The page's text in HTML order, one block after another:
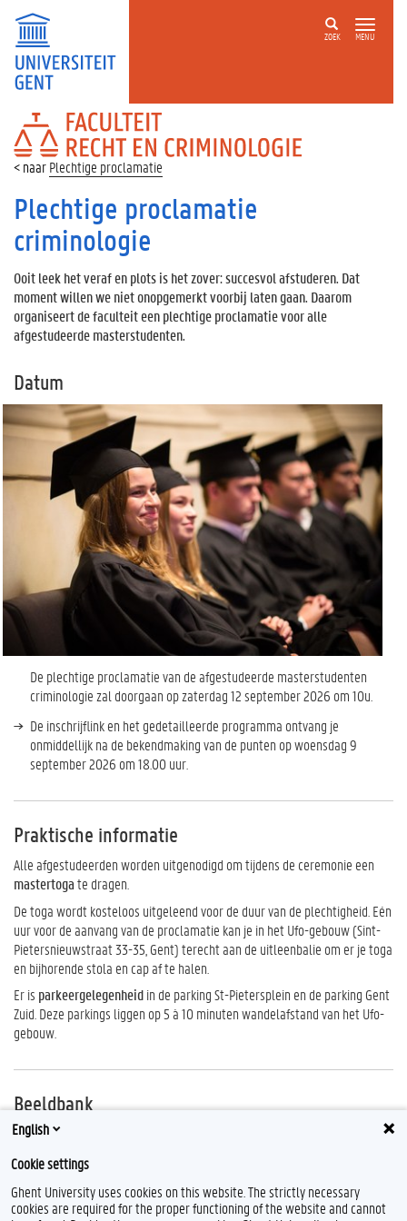
ZOEK MENU
FACULTEIT
RECHT
EN
CRIMINOLOGIE
Plechtige proclamatie
Plechtige proclamatie
criminologie
Ooit leek het veraf en plots is het zover: succesvol afstuderen. Dat
moment willen we niet onopgemerkt voorbij laten gaan. Daarom
organiseert de faculteit een plechtige proclamatie voor alle
afgestudeerde masterstudenten.
Datum
De plechtige proclamatie van de afgestudeerde masterstudenten
criminologie zal doorgaan op zaterdag 12 september 2026 om 10u.
De inschrijflink en het gedetailleerde programma ontvang je
onmiddellijk na de bekendmaking van de punten op woensdag 9
september 2026 om 18.00 uur.
Praktische informatie
Alle afgestudeerden worden uitgenodigd om tijdens de ceremonie een
mastertogate dragen.
De toga wordt kosteloos uitgeleend voor de duur van de plechtigheid. Eén
uur voor de aanvang van de proclamatie kan je in het Ufo-gebouw (Sint-
Pietersnieuwstraat 33-35, Gent) terecht aan de uitleenbalie om er je toga
en bijhorende stola en cap af te halen.
Er is parkeergelegenheidin de parking St-Pietersplein en de parking Gent
Zuid. Deze parkings liggen op 5 à 10 minuten wandelafstand van het Ufo-
gebouw.
Beeldbank
Bekijk foto's van voorgaande plechtige proclamaties
English
Cookie settings
Ghent University uses cookies on this website. The strictly necessary
cookies are required for the proper functioning of the website and cannot